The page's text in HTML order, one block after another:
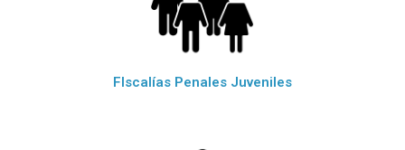
FIscalías Penales Juveniles